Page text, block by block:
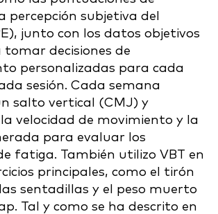
percepción subjetiva del
junto con los datos objetivos
tomar decisiones de
personalizadas para cada
sesión. Cada semana
salto vertical (CMJ) y
velocidad de movimiento y la
para evaluar los
fatiga. También utilizo VBT en
principales, como el tirón
sentadillas y el peso muerto
Tal y como se ha descrito en